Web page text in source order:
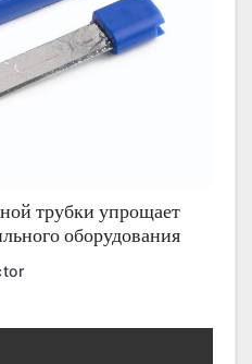
трубки упрощает
оборудования